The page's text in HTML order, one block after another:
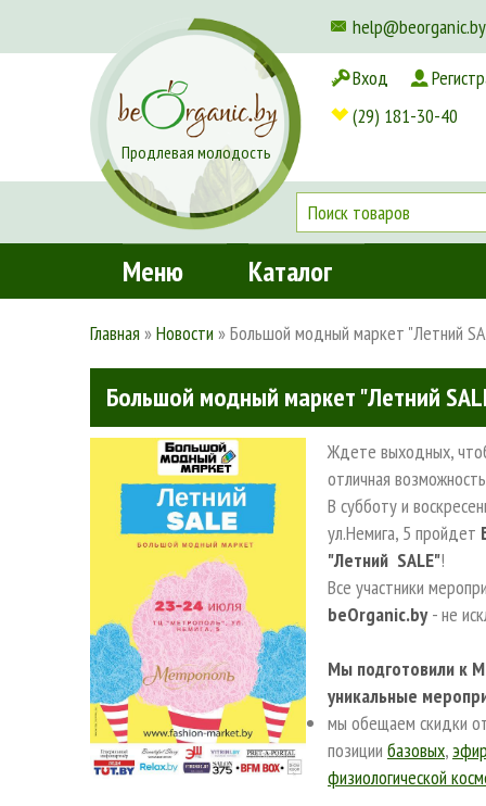
help@beorganic.by
Доставка и оплата
Продлевая молодость
Вход
(29) 181-30-40
Меню Каталог
Главная »Новости »Большой модный маркет "Летний
Большой модный маркет "Летний
Ждете выходных,
отличная
В субботу и
ул.Немига, 5 пройдет
"Летний SALE"!
Все участники
beOrganic.by- не
Мы подготовили к
уникальные
мы обещаем скидки
позиции базовых,
физиологической